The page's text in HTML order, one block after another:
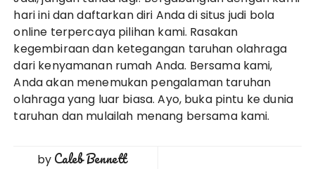
hari ini dan daftarkan diri Anda di situs judi bola
online terpercaya pilihan kami. Rasakan
kegembiraan dan ketegangan taruhan olahraga
dari kenyamanan rumah Anda. Bersama kami,
Anda akan menemukan pengalaman taruhan
olahraga yang luar biasa. Ayo, buka pintu ke dunia
taruhan dan mulailah menang bersama kami.
by Caleb Bennett